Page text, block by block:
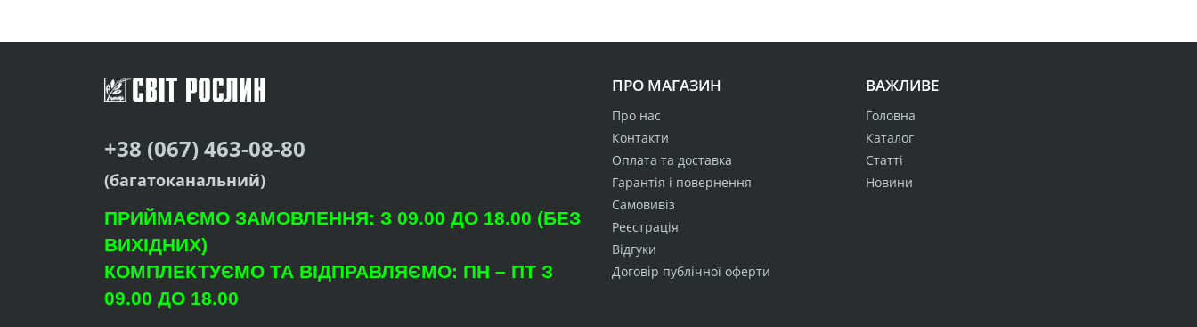
ПРО МАГАЗИН
Про нас
Контакти
Оплата та доставка
Гарантія і повернення
Самовивіз
Реєстрація
Відгуки
Договір публічної оферти
ВАЖЛИВЕ
Головна
Каталог
Статті
Новини
+38 (067) 463-08-80
(багатоканальний)
ПРИЙМАЄМО ЗАМОВЛЕННЯ: З 09.00 ДО 18.00 (БЕЗ
ВИХІДНИХ)
КОМПЛЕКТУЄМО ТА ВІДПРАВЛЯЄМО: ПН – ПТ З
09.00 ДО 18.00